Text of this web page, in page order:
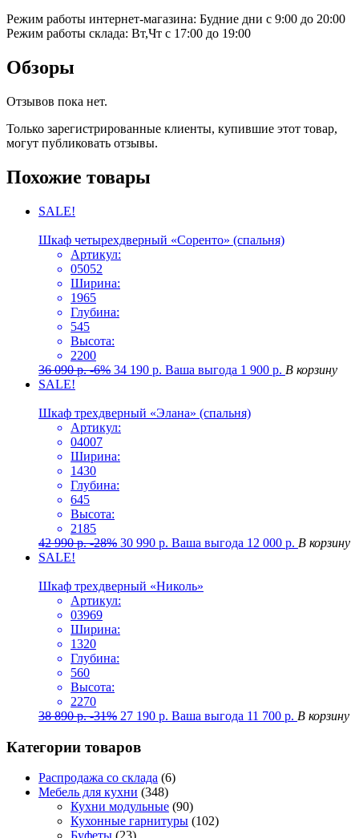
Режим работы интернет-магазина: Будние дни с 9:00 до 20:00
Режим работы склада: Вт,Чт с 17:00 до 19:00
Обзоры
Отзывов пока нет.
Только зарегистрированные клиенты, купившие этот товар,
могут публиковать отзывы.
Похожие товары
SALE!
Шкаф четырехдверный «Соренто» (спальня)
Артикул:
05052
Ширина:
1965
Глубина:
545
Высота:
2200
36 090р. -6% 34 190 р. Ваша выгода 1 900 р. В корзину
SALE!
Шкаф трехдверный «Элана» (спальня)
Артикул:
04007
Ширина:
1430
Глубина:
645
Высота:
2185
42 990р. -28% 30 990 р. Ваша выгода 12 000 р. В корзину
SALE!
Шкаф трехдверный «Николь»
Артикул:
03969
Ширина:
1320
Глубина:
560
Высота:
2270
38 890р. -31% 27 190 р. Ваша выгода 11 700 р. В корзину
Категории товаров
Распродажа со склада (6)
Мебель для кухни (348)
Кухни модульные (90)
Кухонные гарнитуры (102)